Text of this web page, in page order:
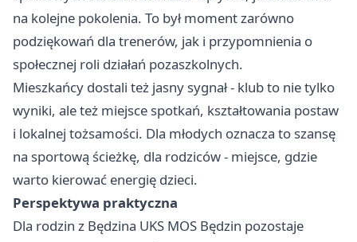
na kolejne pokolenia. To był moment zarówno
podziękowań dla trenerów, jak i przypomnienia o
społecznej roli działań pozaszkolnych.
Mieszkańcy dostali też jasny sygnał - klub to nie tylko
wyniki, ale też miejsce spotkań, kształtowania postaw
i lokalnej tożsamości. Dla młodych oznacza to szansę
na sportową ścieżkę, dla rodziców - miejsce, gdzie
warto kierować energię dzieci.
Perspektywa praktyczna
Dla rodzin z Będzina UKS MOS Będzin pozostaje